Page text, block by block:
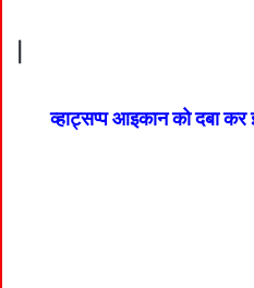
व्हाट्सप्प आइकान को दबा